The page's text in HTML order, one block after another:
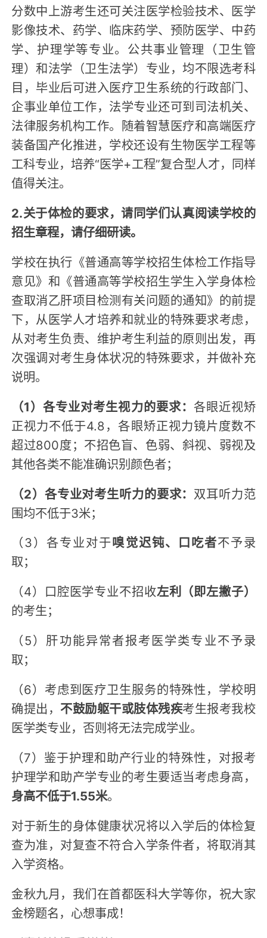
分数中上游考生还可关注医学检验技术、医学
影像技术、药学、临床药学、预防医学、中药
学、护理学等专业。公共事业管理（卫生管
理）和法学（卫生法学）专业，均不限选考科
目，毕业后可进入医疗卫生系统的行政部门、
企事业单位工作，法学专业还可到司法机关、
法律服务机构工作。随着智慧医疗和高端医疗
装备国产化推进，学校还设有生物医学工程等
工科专业，培养“医学+工程”复合型人才，同样
值得关注。
2.关于体检的要求，请同学们认真阅读学校的
招生章程，请仔细研读。
学校在执行《普通高等学校招生体检工作指导
意见》和《普通高等学校招生学生入学身体检
查取消乙肝项目检测有关问题的通知》的前提
下，从医学人才培养和就业的特殊要求考虑，
从对考生负责、维护考生利益的原则出发，再
次强调对考生身体状况的特殊要求，并做补充
说明。
（1）各专业对考生视力的要求： 各眼近视矫
正视力不低于4.8，各眼矫正视力镜片度数不
超过800度；不招色盲、色弱、斜视、弱视及
其他各类不能准确识别颜色者；
（2）各专业对考生听力的要求： 双耳听力范
围均不低于3米；
（3）各专业对于嗅觉迟钝、口吃者不予录
取；
（4）口腔医学专业不招收左利（即左撇子）
的考生；
（5）肝功能异常者报考医学类专业不予录
取；
（6）考虑到医疗卫生服务的特殊性，学校明
确提出，不鼓励躯干或肢体残疾考生报考我校
医学类专业，否则将无法完成学业。
（7）鉴于护理和助产行业的特殊性，对报考
护理学和助产学专业的考生要适当考虑身高，
身高不低于1.55米。
对于新生的身体健康状况将以入学后的体检复
查为准，对复查不符合入学条件者，将取消其
入学资格。
金秋九月，我们在首都医科大学等你，祝大家
金榜题名，心想事成！